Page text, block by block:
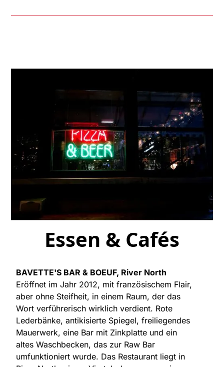
Essen & Cafés
BAVETTE'S BAR & BOEUF, River North
Eröffnet im Jahr 2012, mit französischem Flair,
aber ohne Steifheit, in einem Raum, der das
Wort verführerisch wirklich verdient. Rote
Lederbänke, antikisierte Spiegel, freiliegendes
Mauerwerk, eine Bar mit Zinkplatte und ein
altes Waschbecken, das zur Raw Bar
umfunktioniert wurde. Das Restaurant liegt in